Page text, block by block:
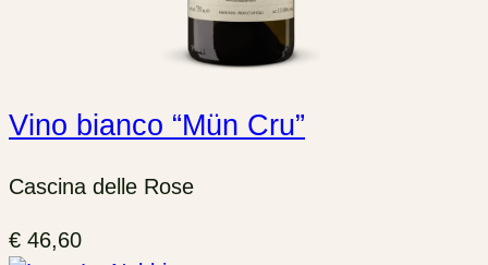
Vino bianco “Mün Cru”
Cascina delle Rose
€ 46,60